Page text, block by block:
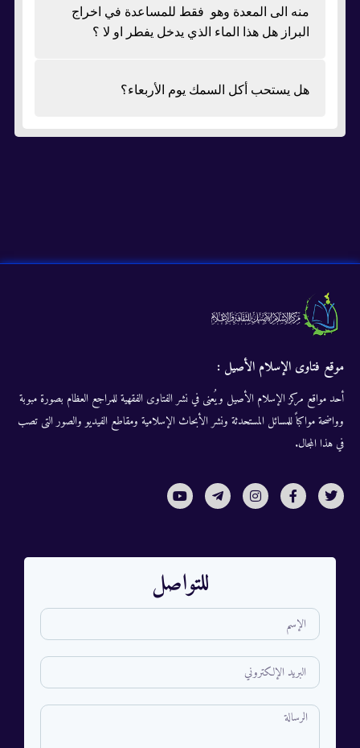
منه الى المعدة وهو فقط للمساعدة في اخراج
البراز هل هذا الماء الذي يدخل يفطر او لا ؟
هل يستحب أكل السمك يوم الأربعاء؟
موقع فتاوى الإسلام الأصيل :
أحد مواقع مركز الإسلام الأصيل ويُعنى في نشر الفتاوى الفقهية للمراجع العظام بصورة مبوبة
وواضحة مواكباً للمسائل المستحدثة ونشر الأبحاث الإسلامية ومقاطع الفيديو والصور التى تصب
في هذا المجال.
للتواصل